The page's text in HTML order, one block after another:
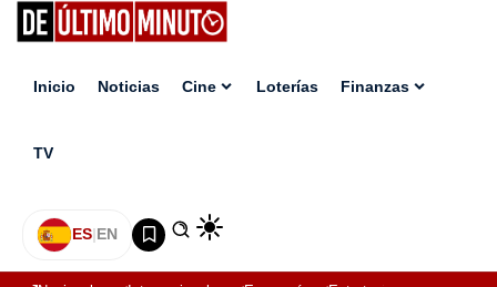
Inicio Noticias Cine Loterías Finanzas
TV
ES|EN